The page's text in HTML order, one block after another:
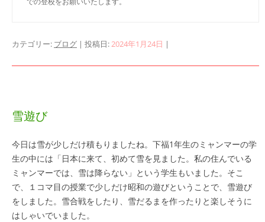
での登校をお願いいたします。
カテゴリー: ブログ | 投稿日:2024年1月24日 |
雪遊び
今日は雪が少しだけ積もりましたね。下福1年生のミャンマーの学
生の中には「日本に来て、初めて雪を見ました。私の住んでいる
ミャンマーでは、雪は降らない」という学生もいました。そこ
で、１コマ目の授業で少しだけ昭和の遊びということで、雪遊び
をしました。雪合戦をしたり、雪だるまを作ったりと楽しそうに
はしゃいでいました。